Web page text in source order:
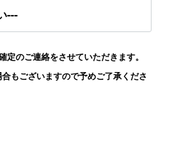
定のご連絡をさせていただきます。
もございますので予めご了承くださ